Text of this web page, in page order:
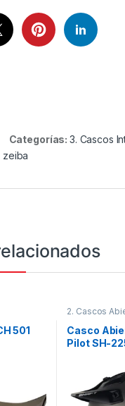
Categorías: 3. Cascos
zeiba
501
2. Cascos
Casco
Pilot SH-